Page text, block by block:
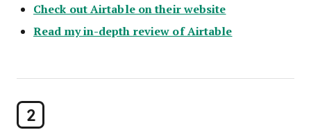
Check out Airtable on their website
Read my in-depth review of Airtable
2